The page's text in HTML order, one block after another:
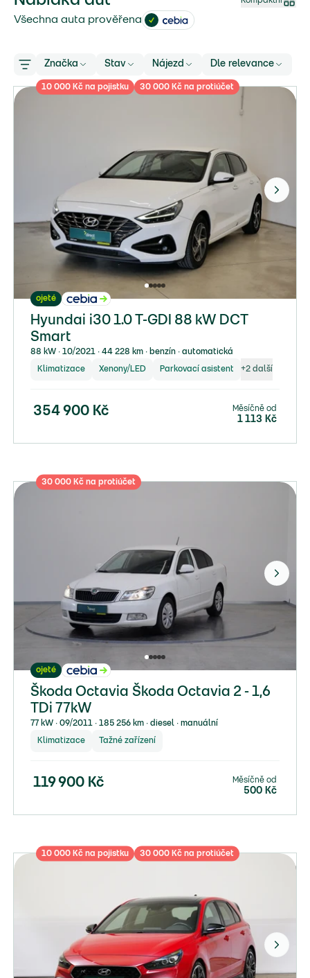
Všechna auta prověřena
Značka Stav Nájezd Dle relevance
10 000 Kč na pojistku 30 000 Kč na protiúčet
ojeté
Hyundai i30 1.0 T-GDI 88 kW DCT
Smart
88 kW ∙ 10/2021 ∙ 44 228 km ∙ benzín ∙ automatická
Klimatizace Xenony/LED Parkovací asistent +2 další
354 900 Kč Měsíčně od
1 113 Kč
30 000 Kč na protiúčet
ojeté
Škoda Octavia Škoda Octavia 2 - 1,6
TDi 77kW
77 kW ∙ 09/2011 ∙ 185 256 km ∙ diesel ∙ manuální
Klimatizace Tažné zařízení
119 900 Kč Měsíčně od
500 Kč
10 000 Kč na pojistku 30 000 Kč na protiúčet